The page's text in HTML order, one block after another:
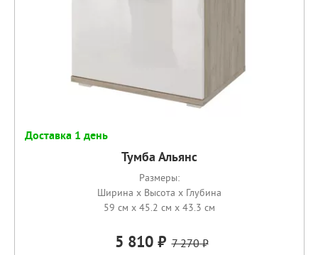
Доставка 1 день
Тумба Альянс
Размеры:
Ширина x Высота x Глубина
59 см x 45.2 см x 43.3 см
5 810 7 270